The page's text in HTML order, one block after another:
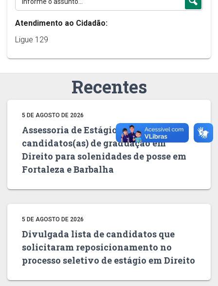
Atendimento ao Cidadão:
Ligue 129
Recentes
5 DE AGOSTO DE 2026
Assessoria de Estágio convoca
candidatos(as) de graduação em
Direito para solenidades de posse em
Fortaleza e Barbalha
5 DE AGOSTO DE 2026
Divulgada lista de candidatos que
solicitaram reposicionamento no
processo seletivo de estágio em Direito